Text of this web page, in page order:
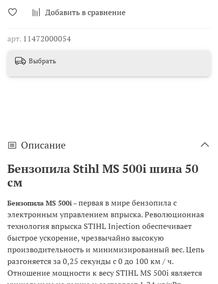
Добавить в сравнение
арт. 11472000054
Выбрать
Описание
Бензопила Stihl MS 500i шина 50
см
Бензопила MS 500i–первая в мире бензопила с
электронным управлением впрыска. Революционная
технология впрыска STIHL Injection обеспечивает
быстрое ускорение, чрезвычайно высокую
производительность и минимизированный вес. Цепь
разгоняется за 0,25 секунды с 0 до 100 км / ч.
Отношение мощности к весу STIHL MS 500i является